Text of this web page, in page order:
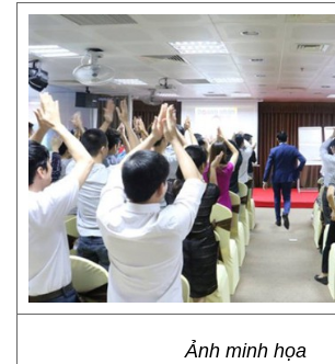
Ảnh minh họa